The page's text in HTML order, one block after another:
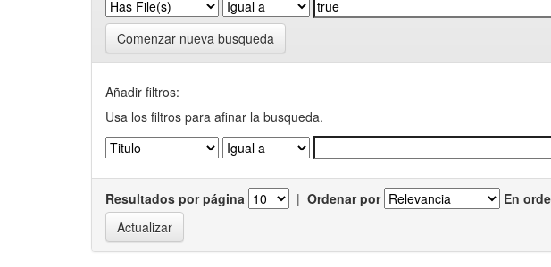
Comenzar nueva busqueda
Añadir filtros:
Usa los filtros para afinar la busqueda.
Resultados por página | Ordenar por En